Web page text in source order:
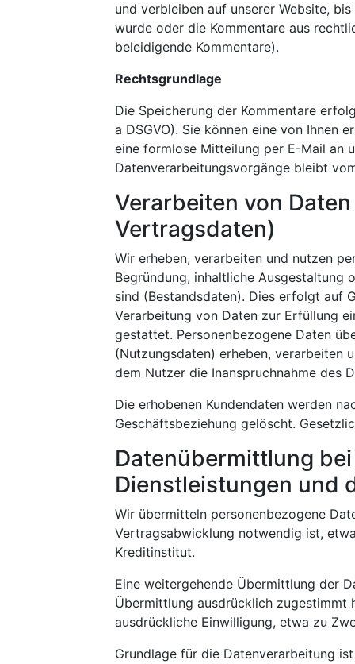
und verbleiben auf unserer Website,
wurde oder die Kommentare aus
beleidigende Kommentare).
Rechtsgrundlage
Die Speicherung der Kommentare
a DSGVO). Sie können eine von Ihnen
eine formlose Mitteilung per E-Mail an
Datenverarbeitungsvorgänge bleibt
Verarbeiten von
Vertragsdaten)
Wir erheben, verarbeiten und nutzen
Begründung, inhaltliche Ausgestaltung
sind (Bestandsdaten). Dies erfolgt auf
Verarbeitung von Daten zur Erfüllung
gestattet. Personenbezogene Daten
(Nutzungsdaten) erheben, verarbeiten
dem Nutzer die Inanspruchnahme des
Die erhobenen Kundendaten werden
Geschäftsbeziehung gelöscht.
Datenübermittlung
Dienstleistungen und
Wir übermitteln personenbezogene
Vertragsabwicklung notwendig ist,
Kreditinstitut.
Eine weitergehende Übermittlung der
Übermittlung ausdrücklich zugestimmt
ausdrückliche Einwilligung, etwa zu
Grundlage für die Datenverarbeitung